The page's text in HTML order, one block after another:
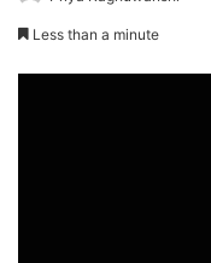
Less than a minute